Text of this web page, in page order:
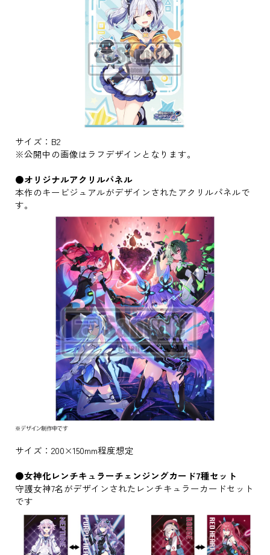
サイズ：B2
※公開中の画像はラフデザインとなります。
●オリジナルアクリルパネル
本作のキービジュアルがデザインされたアクリルパネルで
す。
サイズ：200×150mm程度想定
●女神化レンチキュラーチェンジングカード7種セット
守護女神7名がデザインされたレンチキュラーカードセット
です